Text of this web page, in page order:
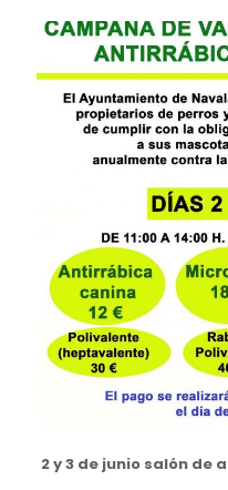
2 y 3 de junio salón de